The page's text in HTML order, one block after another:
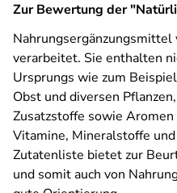
Zur Bewertung der
verarbeitet. Sie enthalten
Ursprungs wie zum
Obst und diversen
Zusatzstoffe sowie
Vitamine, Mineralstoffe
Zutatenliste bietet zur
und somit auch von